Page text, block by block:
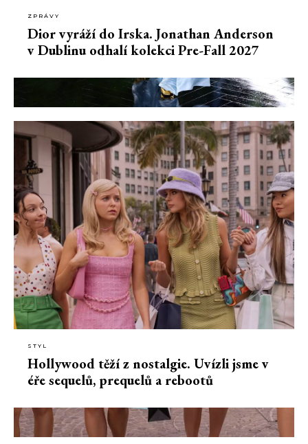
ZPRÁVY
Dior vyráží do Irska. Jonathan Anderson
v Dublinu odhalí kolekci Pre-Fall 2027
STYL
Hollywood těží z nostalgie. Uvízli jsme v
éře sequelů, prequelů a rebootů